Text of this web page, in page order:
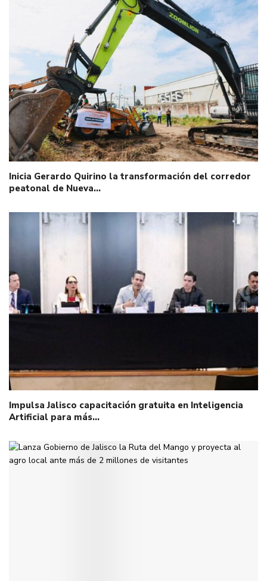
Inicia Gerardo Quirino la transformación del corredor
peatonal de Nueva…
Impulsa Jalisco capacitación gratuita en Inteligencia
Artificial para más…